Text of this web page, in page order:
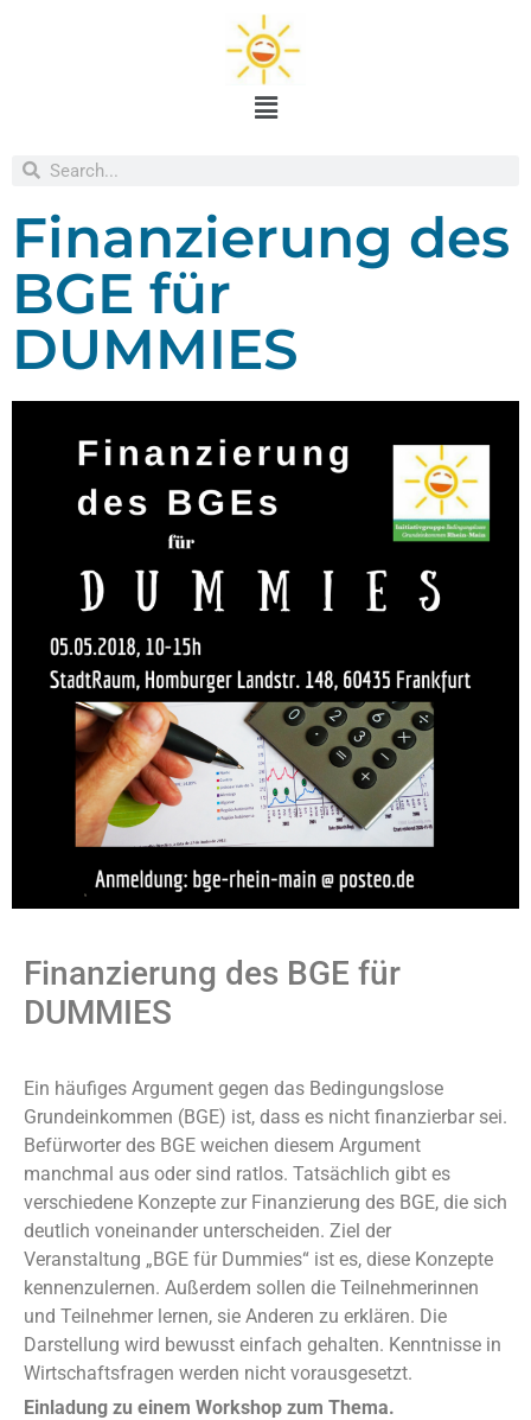
Finanzierung des
BGE für
DUMMIES
Finanzierung des BGE für
DUMMIES
Ein häufiges Argument gegen das Bedingungslose
Grundeinkommen (BGE) ist, dass es nicht finanzierbar sei.
Befürworter des BGE weichen diesem Argument
manchmal aus oder sind ratlos. Tatsächlich gibt es
verschiedene Konzepte zur Finanzierung des BGE, die sich
deutlich voneinander unterscheiden. Ziel der
Veranstaltung „BGE für Dummies“ ist es, diese Konzepte
kennenzulernen. Außerdem sollen die Teilnehmerinnen
und Teilnehmer lernen, sie Anderen zu erklären. Die
Darstellung wird bewusst einfach gehalten. Kenntnisse in
Wirtschaftsfragen werden nicht vorausgesetzt.
Einladung zu einem Workshop zum Thema.